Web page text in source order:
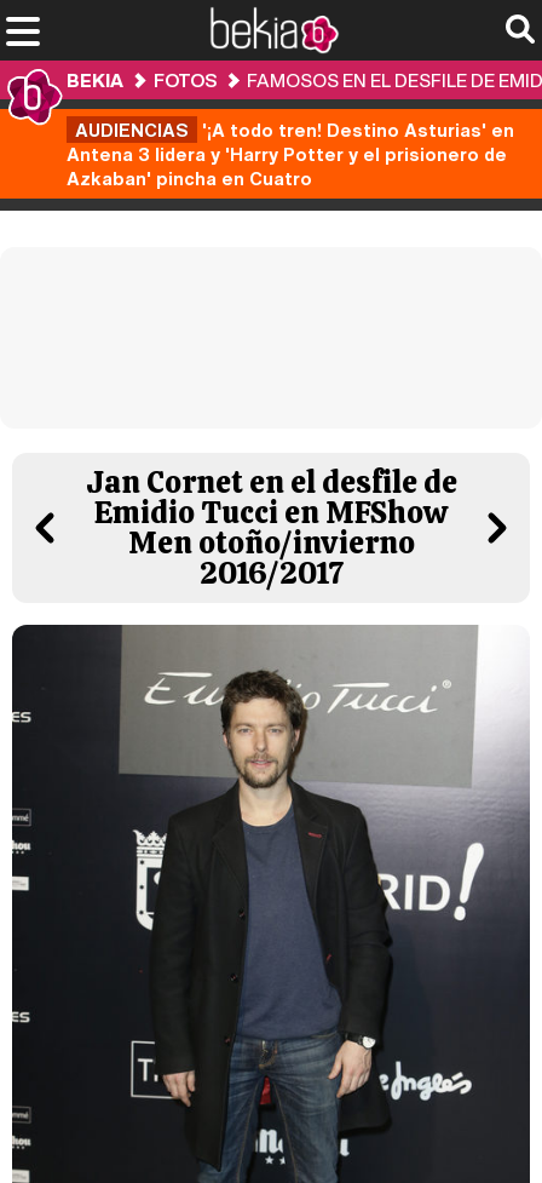
BEKIA FOTOS
FAMOSOS EN EL DESFILE DE
AUDIENCIAS '¡A todo tren! Destino Asturias' en
Antena 3 lidera y 'Harry Potter y el prisionero de
Azkaban' pincha en Cuatro
Jan Cornet en el desfile de
Emidio Tucci en MFShow
Men otoño/invierno
2016/2017